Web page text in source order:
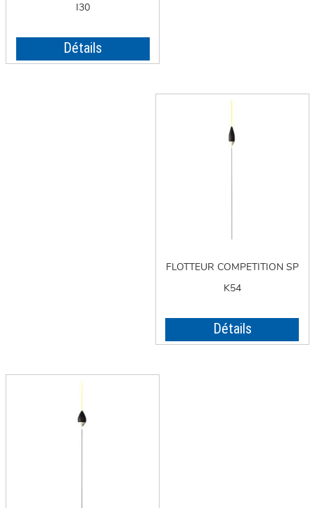
I30
Détails
FLOTTEUR COMPETITION SP
K54
Détails